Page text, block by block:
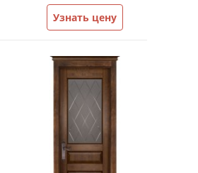
Узнать цену